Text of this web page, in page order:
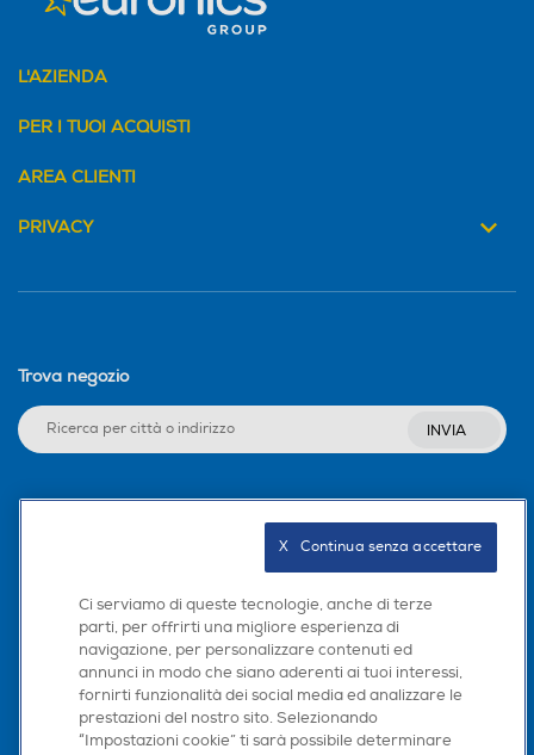
L'AZIENDA
PER I TUOI ACQUISTI
AREA CLIENTI
PRIVACY
Trova negozio
INVIA
Scarica la nostra app
Ci serviamo di queste tecnologie, anche di terze
parti, per offrirti una migliore esperienza di
navigazione, per personalizzare contenuti ed
annunci in modo che siano aderenti ai tuoi interessi,
fornirti funzionalità dei social media ed analizzare le
prestazioni del nostro sito. Selezionando
“Impostazioni cookie” ti sarà possibile determinare
X   Continua senza accettare